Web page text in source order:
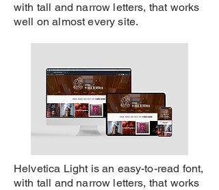
with tall and narrow letters, that works
well on almost every site.
Helvetica Light is an easy-to-read font,
with tall and narrow letters, that works